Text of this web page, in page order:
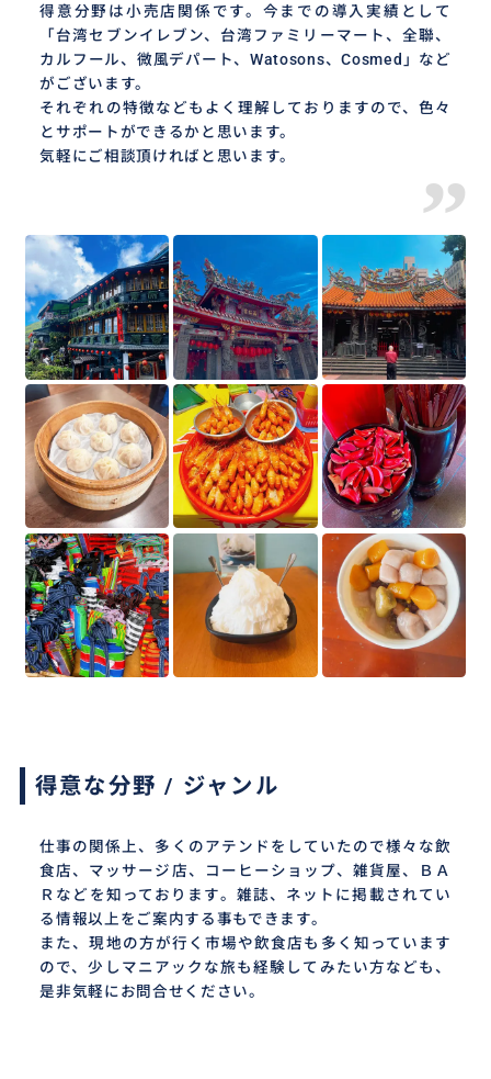
得意分野は小売店関係です。今までの導入実績として
「台湾セブンイレブン、台湾ファミリーマート、全聯、
カルフール、微風デパート、Watosons、Cosmed」など
がございます。
それぞれの特徴などもよく理解しておりますので、色々
とサポートができるかと思います。
気軽にご相談頂ければと思います。
”
得意な分野 / ジャンル
仕事の関係上、多くのアテンドをしていたので様々な飲
食店、マッサージ店、コーヒーショップ、雑貨屋、ＢＡ
Ｒなどを知っております。雑誌、ネットに掲載されてい
る情報以上をご案内する事もできます。
また、現地の方が行く市場や飲食店も多く知っています
ので、少しマニアックな旅も経験してみたい方なども、
是非気軽にお問合せください。